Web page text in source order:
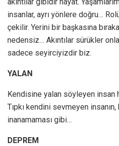
insanlar, ayrı yönlere doğru…
çekilir. Yerini bir başkasına
nedensiz… Akıntılar sürükler
sadece seyirciyizdir biz.
YALAN
Kendisine yalan söyleyen insan
Tıpkı kendini sevmeyen
inanamaması gibi…
DEPREM